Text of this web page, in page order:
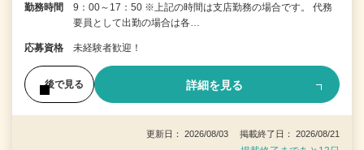
勤務時間
9：00～17：50 ※上記の時間は支店勤務の場合です。 代務
要員として出勤の場合は各…
応募資格 未経験者歓迎！
後で見る 詳細を見る
更新日： 2026/08/03 掲載終了日： 2026/08/21